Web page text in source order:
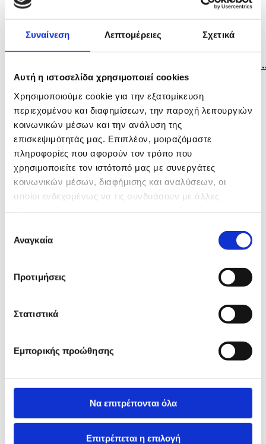
Συναίνεση Λεπτομέρειες Σχετικά
Αυτή η ιστοσελίδα χρησιμοποιεί cookies
Χρησιμοποιούμε cookie για την εξατομίκευση
περιεχομένου και διαφημίσεων, την παροχή λειτουργιών
κοινωνικών μέσων και την ανάλυση της
επισκεψιμότητάς μας. Επιπλέον, μοιραζόμαστε
πληροφορίες που αφορούν τον τρόπο που
χρησιμοποιείτε τον ιστότοπό μας με συνεργάτες
κοινωνικών μέσων, διαφήμισης και αναλύσεων, οι
οποίοι ενδεχομένως να τις συνδυάσουν με άλλες
των υπηρεσιών τους.
συγκατάθεσης
Αναγκαία
Προτιμήσεις
Στατιστικά
Εμπορικής προώθησης
Να επιτρέπονται όλα
Επιτρέπεται η επιλογή
Στην παρουσία ΠτΔ και άλλων επισήμων τιμήθηκε η
μνήμη...
πριν 5 ώρες
Η Σόφια κατηγορεί το Κίεβο για το μη
Λίβανος: Η Βηρυτός αναφέρει ισραηλινή εισβολή σε
ένα...